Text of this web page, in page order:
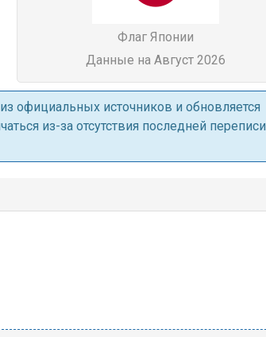
Флаг Японии
Данные на Август 2026
официальных источников и обновляется
из-за отсутствия последней переписи